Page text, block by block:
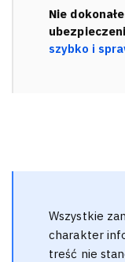
Nie
szybko i
Wszystkie
charakter
treść nie